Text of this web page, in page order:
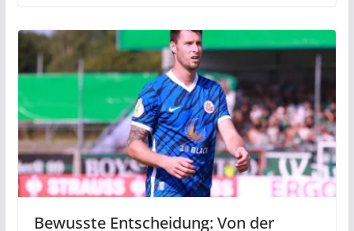
Bewusste Entscheidung: Von der